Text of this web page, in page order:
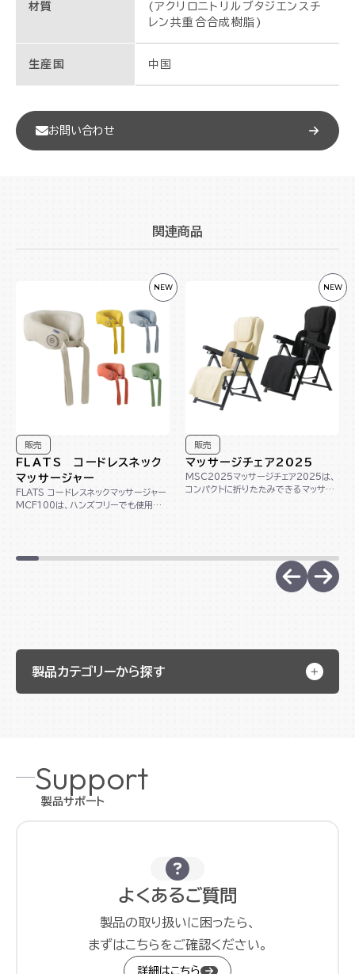
材質
(アクリロニトリルブタジエンスチ
レン共重合合成樹脂)
生産国 中国
お問い合わせ
関連商品
販売
FLATS コードレスネック
マッサージャー
FLATS コードレスネックマッサージャー
MCF100は、ハンズフリーでも使用で
NEW
販売
マッサージチェア2025
MSC2025マッサージチェア2025は、
コンパクトに折りたたみできるマッサー
NEW
製品カテゴリーから探す
Support
製品サポート
よくあるご質問
製品の取り扱いに困ったら、
まずはこちらをご確認ください。
詳細はこちら